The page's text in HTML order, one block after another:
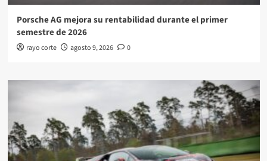
Porsche AG mejora su rentabilidad durante el primer
semestre de 2026
rayo corte agosto 9, 2026 0